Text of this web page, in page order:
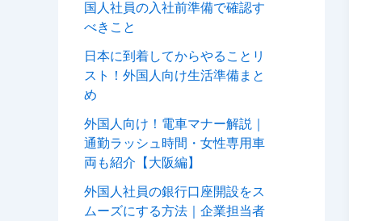
国人社員の入社前準備で確認す
べきこと
日本に到着してからやることリ
スト！外国人向け生活準備まと
め
外国人向け！電車マナー解説｜
通勤ラッシュ時間・女性専用車
両も紹介【大阪編】
外国人社員の銀行口座開設をス
ムーズにする方法｜企業担当者